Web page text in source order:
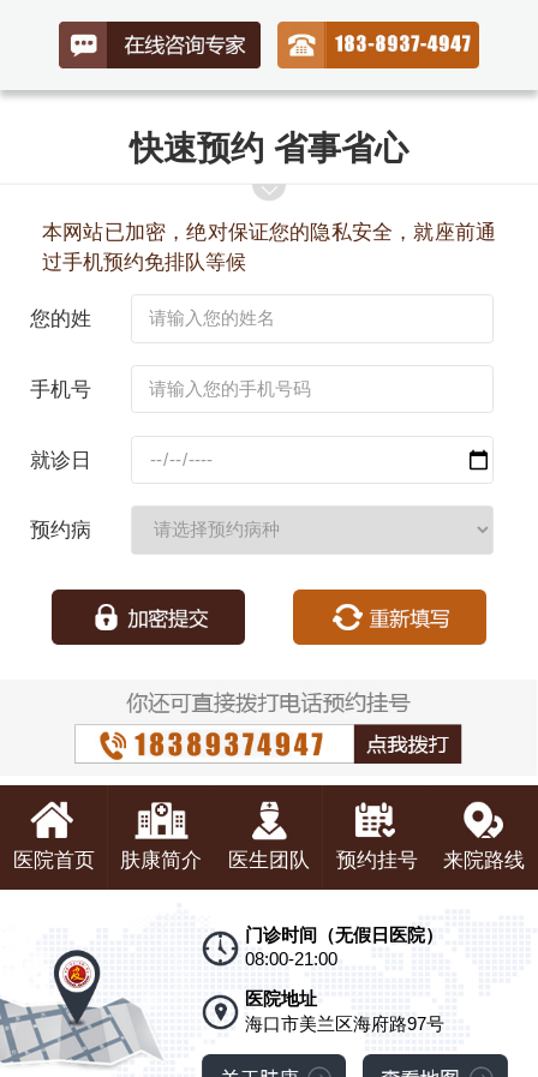
快速预约 省事省心
本网站已加密，绝对保证您的隐私安全，就座前通
过手机预约免排队等候
您的姓
手机号
就诊日
预约病
医院首页 肤康简介 医生团队 预约挂号 来院路线
门诊时间（无假日医院）
08:00-21:00
医院地址
海口市美兰区海府路97号